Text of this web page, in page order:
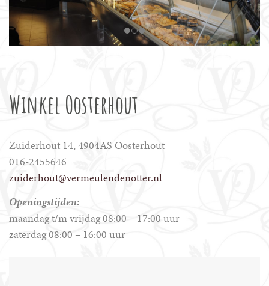
Winkel Oosterhout
Zuiderhout 14, 4904AS Oosterhout
016-2455646
zuiderhout@vermeulendenotter.nl
Openingstijden:
maandag t/m vrijdag 08:00 – 17:00 uur
zaterdag 08:00 – 16:00 uur